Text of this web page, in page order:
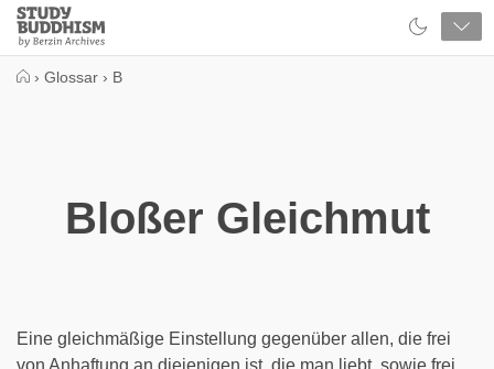
Close
Study
Buddhism
› Glossar › B
Bloßer Gleichmut
Eine gleichmäßige Einstellung gegenüber allen, die frei
von Anhaftung an diejenigen ist, die man liebt, sowie frei